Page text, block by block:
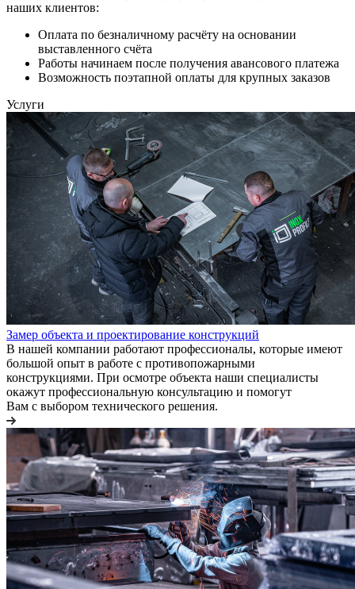
наших клиентов:
Оплата по безналичному расчёту на основании
выставленного счёта
Работы начинаем после получения авансового платежа
Возможность поэтапной оплаты для крупных заказов
Услуги
Замер объекта и проектирование конструкций
В нашей компании работают профессионалы, которые имеют
большой опыт в работе с противопожарными
конструкциями. При осмотре объекта наши специалисты
окажут профессиональную консультацию и помогут
Вам с выбором технического решения.